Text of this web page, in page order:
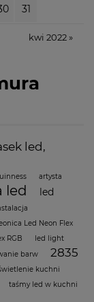
31
kwi 2022 »
led,
artysta
led led
Led Neon Flex
RGB
led light
barw 2835
kuchni
taśmy led w kuchni